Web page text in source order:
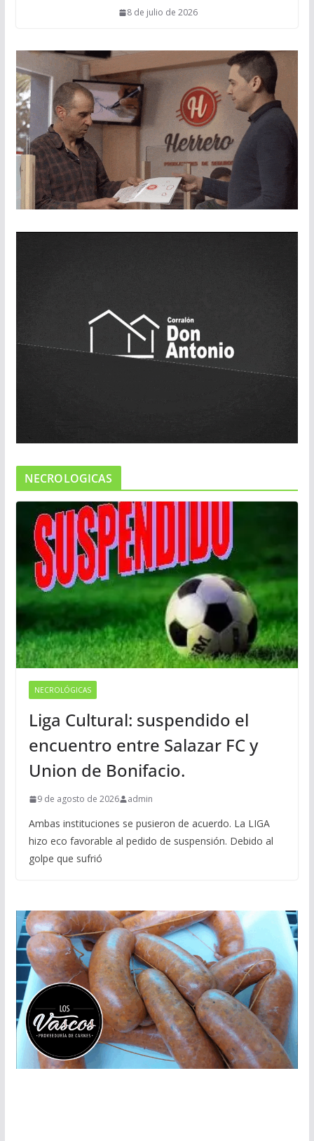
8 de julio de 2026
NECROLOGICAS
NECROLÓGICAS
Liga Cultural: suspendido el
encuentro entre Salazar FC y
Union de Bonifacio.
9 de agosto de 2026 admin
Ambas instituciones se pusieron de acuerdo. La LIGA
hizo eco favorable al pedido de suspensión. Debido al
golpe que sufrió